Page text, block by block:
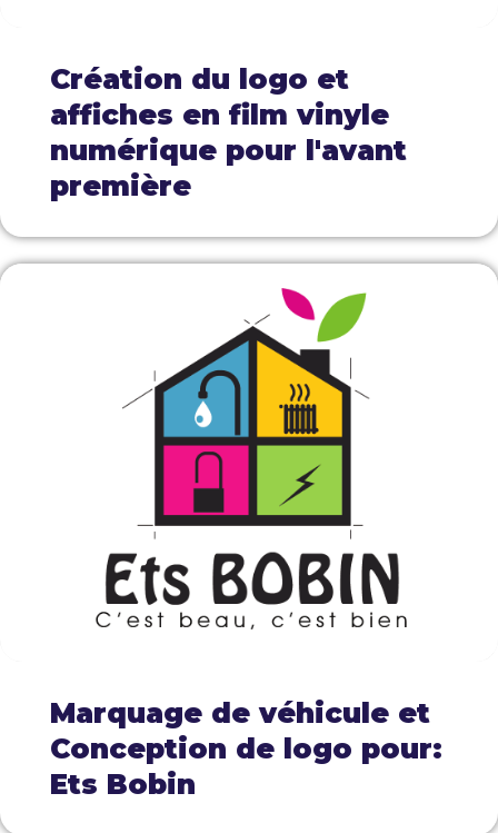
Création du logo et
affiches en film vinyle
numérique pour l'avant
première
Marquage de véhicule et
Conception de logo pour:
Ets Bobin